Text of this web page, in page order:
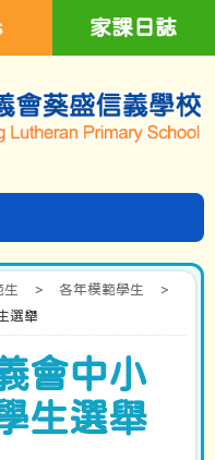
家課日誌
生 > 各年模範學生
>
選舉
會中小
生選舉